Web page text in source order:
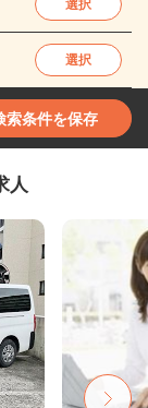
選択
選択
索条件を保存
人